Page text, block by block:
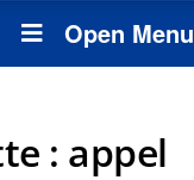
Open Menu
: appel